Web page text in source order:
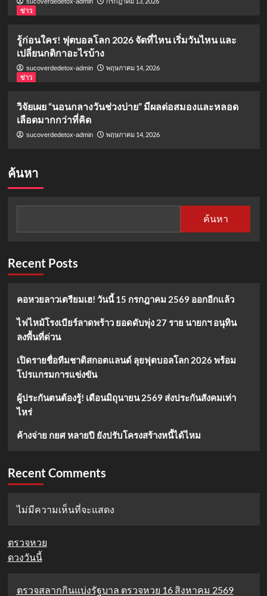
ข่าว
รู้ก่อนใคร! ฟุตบอลโลก 2026 จัดที่ไหน เริ่มวันไหน และ
เปลี่ยนกติกาอะไรบ้าง
sucoverdedetox-admin
พฤษภาคม 14, 2026
ข่าว
วิจัยเผย “นอนกลางวันช่วงบ่าย” มีผลต่อสมองและหลอด
เลือดมากกว่าที่คิด
sucoverdedetox-admin พฤษภาคม 14, 2026
ค้นหา
ค้นหา
Recent Posts
คอหวยลาวเตรียมเฮ! วันนี้ 15 กรกฎาคม 2569 ออกอีกแล้ว
ไฟไหม้โรงเบียร์ลาดพร้าว ยอดดับพุ่ง 27 ราย นายกฯ อนุทิน
ลงพื้นที่ด่วน
เปิดรายชื่อทีมชาติสกอตแลนด์ ลุยฟุตบอลโลก 2026 พร้อม
โปรแกรมการแข่งขัน
ผู้ประกันตนต้องรู้! เดือนมิถุนายน 2569 ส่งประกันสังคมเท่า
ไหร่
ค้างจ่าย กยศ หลายปี ยังปรับโครงสร้างหนี้ได้ไหม
Recent Comments
ไม่มีความเห็นที่จะแสดง
ตรวจหวย
ดวงวันนี้
ตรวจสลากกินแบ่งรัฐบาล ตรวจหวย 16 สิงหาคม 2569